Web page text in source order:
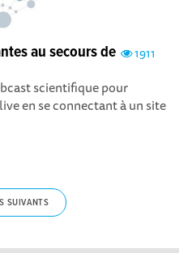
1911
au secours de
scientifique pour
en se connectant à un site
SUIVANTS